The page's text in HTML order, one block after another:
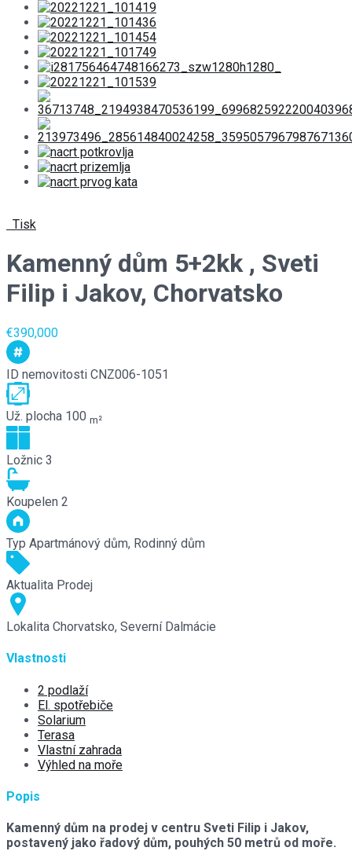
Tisk
Kamenný dům 5+2kk , Sveti
Filip i Jakov, Chorvatsko
€390,000
ID nemovitosti CNZ006-1051
Už. plocha 100 m²
Ložnic 3
Koupelen 2
Typ Apartmánový dům, Rodinný dům
Aktualita Prodej
Lokalita Chorvatsko, Severní Dalmácie
Vlastnosti
2 podlaží
El. spotřebiče
Solarium
Terasa
Vlastní zahrada
Výhled na moře
Popis
Kamenný dům na prodej v centru Sveti Filip i Jakov,
postavený jako řadový dům, pouhých 50 metrů od moře.